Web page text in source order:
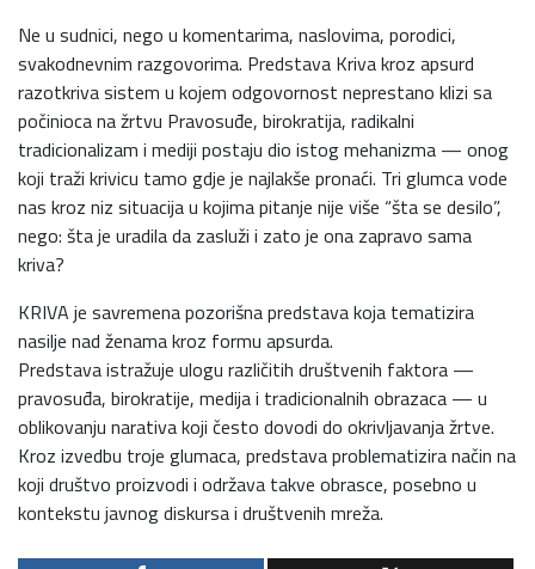
Ne u sudnici, nego u komentarima, naslovima, porodici,
svakodnevnim razgovorima. Predstava Kriva kroz apsurd
razotkriva sistem u kojem odgovornost neprestano klizi sa
počinioca na žrtvu Pravosuđe, birokratija, radikalni
tradicionalizam i mediji postaju dio istog mehanizma — onog
koji traži krivicu tamo gdje je najlakše pronaći. Tri glumca vode
nas kroz niz situacija u kojima pitanje nije više “šta se desilo”,
nego: šta je uradila da zasluži i zato je ona zapravo sama
kriva?
KRIVA je savremena pozorišna predstava koja tematizira
nasilje nad ženama kroz formu apsurda.
Predstava istražuje ulogu različitih društvenih faktora —
pravosuđa, birokratije, medija i tradicionalnih obrazaca — u
oblikovanju narativa koji često dovodi do okrivljavanja žrtve.
Kroz izvedbu troje glumaca, predstava problematizira način na
koji društvo proizvodi i održava takve obrasce, posebno u
kontekstu javnog diskursa i društvenih mreža.